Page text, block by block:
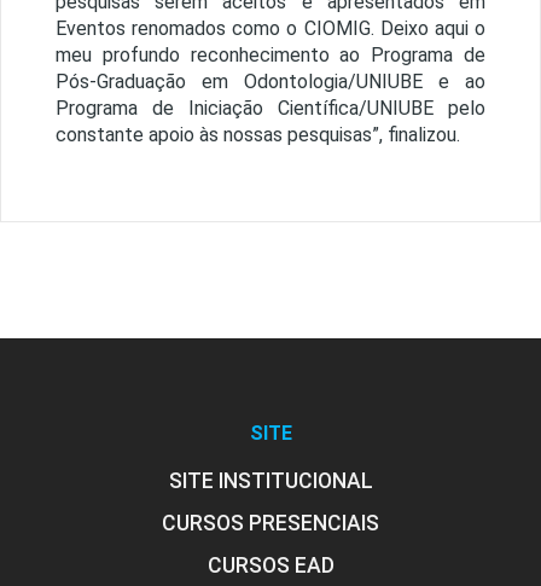
Eventos renomados como o CIOMIG. Deixo aqui o
meu profundo reconhecimento ao Programa de
Pós-Graduação em Odontologia/UNIUBE e ao
Programa de Iniciação Científica/UNIUBE pelo
constante apoio às nossas pesquisas”, finalizou.
SITE
SITE INSTITUCIONAL
CURSOS PRESENCIAIS
CURSOS EAD